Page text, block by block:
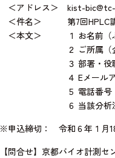
＜アドレス＞ kist-
＜件名＞ 第7回HPLC講
＜本文＞ １ お名前（ふ
２ ご所属（企業名
３ 部署・役
４ Eメールアド
５ 電話番号
６ 当該分析法の
※申込締切： 令和６年１月18
【問合せ】京都バイオ計測セ